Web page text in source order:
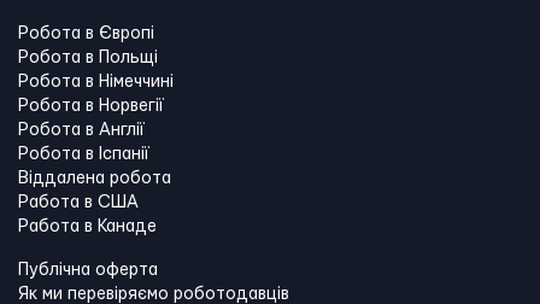
Робота в Європі
Робота в Польщі
Робота в Німеччині
Робота в Норвегії
Робота в Англії
Робота в Іспанії
Віддалена робота
Работа в США
Работа в Канадe
Публічна оферта
Як ми перевіряємо роботодавців